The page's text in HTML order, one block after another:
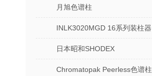
月旭色谱柱
INLK3020MGD 16系列装柱器
日本昭和SHODEX
Chromatopak Peerless色谱柱